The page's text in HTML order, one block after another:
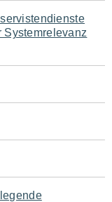
Systemrelevanz